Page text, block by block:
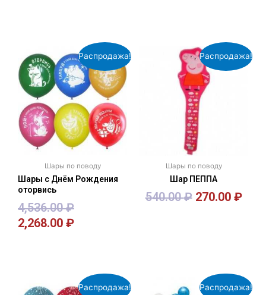
Распродажа!
Шары по поводу
Шары с Днём Рождения
оторвись
4,536.00₽
2,268.00 ₽
Распродажа!
Шары по поводу
Шар ПЕППА
540.00₽ 270.00 ₽
Распродажа! Распродажа!